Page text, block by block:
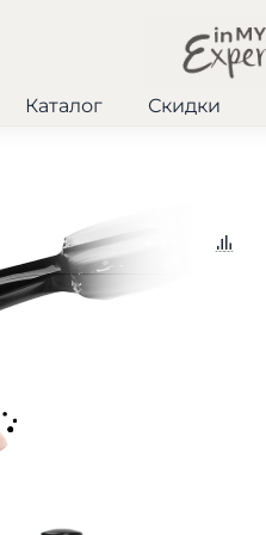
Каталог Скидки